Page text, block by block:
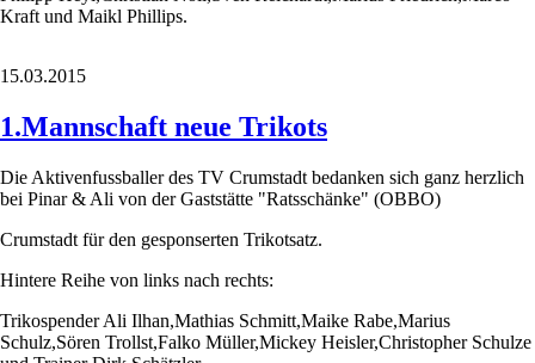
Kraft und Maikl Phillips.
15.03.2015
1.Mannschaft neue Trikots
Die Aktivenfussballer des TV Crumstadt bedanken sich ganz herzlich
bei Pinar & Ali von der Gaststätte "Ratsschänke" (OBBO)
Crumstadt für den gesponserten Trikotsatz.
Hintere Reihe von links nach rechts:
Trikospender Ali Ilhan,Mathias Schmitt,Maike Rabe,Marius
Schulz,Sören Trollst,Falko Müller,Mickey Heisler,Christopher Schulze